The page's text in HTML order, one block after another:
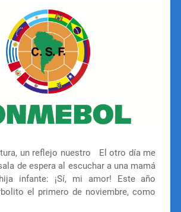
un reflejo nuestro El otro día me
de espera al escuchar a una mamá
infante: ¡Sí, mi amor! Este año
el primero de noviembre, como